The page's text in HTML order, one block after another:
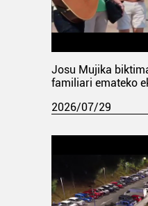
Josu Mujika
familiari emateko
2026/07/29